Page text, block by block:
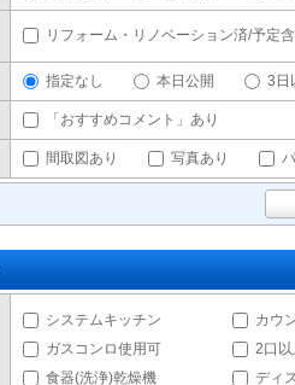
リフォーム・リノベーション済/予定
指定なし 本日公開 3日
「おすすめコメント」あり
間取図あり 写真あり
システムキッチン
カウ
ガスコンロ使用可
2口
食器(洗浄)乾燥機
ディ